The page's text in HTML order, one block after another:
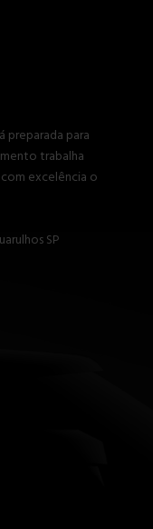
preparada para
trabalha
excelência o
SP